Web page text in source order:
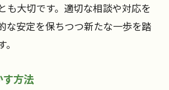
も大切です。適切な相談や対応を
な安定を保ちつつ新たな一歩を踏
方法